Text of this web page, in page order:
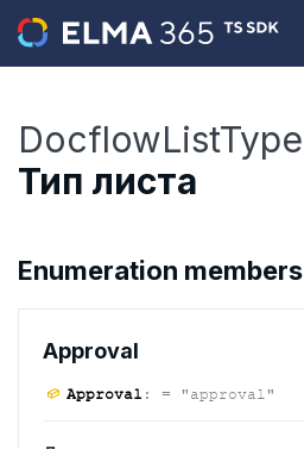
DocflowListType
Тип листа
Enumeration members
Approval
Approval : = "approval"